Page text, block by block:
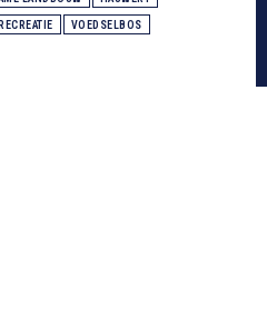
RECREATIE VOEDSELBOS